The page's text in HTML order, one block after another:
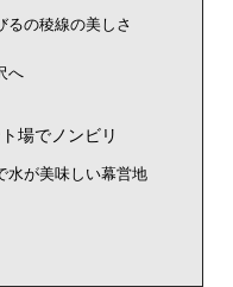
るの稜線の美しさ
へ
場でノンビリ
水が美味しい幕営地